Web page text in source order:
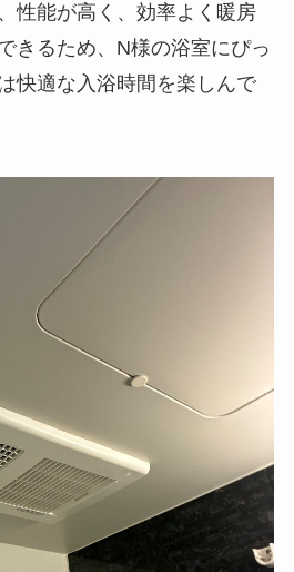
性能が高く、効率よく暖房
きるため、N様の浴室にぴっ
快適な入浴時間を楽しんで